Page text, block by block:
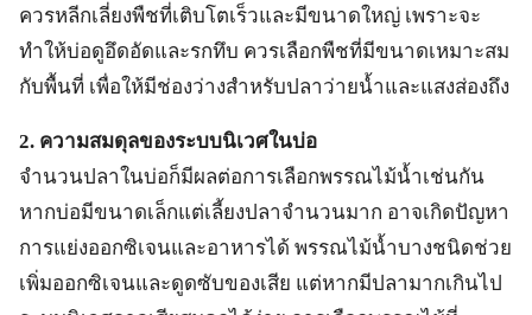
ควรหลีกเลี่ยงพืชที่เติบโตเร็วและมีขนาดใหญ่ เพราะจะ
ทำให้บ่อดูอึดอัดและรกทึบ ควรเลือกพืชที่มีขนาดเหมาะสม
กับพื้นที่ เพื่อให้มีช่องว่างสำหรับปลาว่ายน้ำและแสงส่องถึง
2. ความสมดุลของระบบนิเวศในบ่อ
จำนวนปลาในบ่อก็มีผลต่อการเลือกพรรณไม้น้ำเช่นกัน
หากบ่อมีขนาดเล็กแต่เลี้ยงปลาจำนวนมาก อาจเกิดปัญหา
การแย่งออกซิเจนและอาหารได้ พรรณไม้น้ำบางชนิดช่วย
เพิ่มออกซิเจนและดูดซับของเสีย แต่หากมีปลามากเกินไป